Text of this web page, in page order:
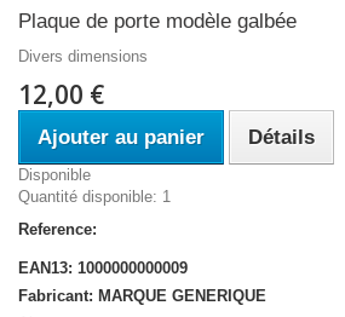
Plaque de porte modèle galbée
Divers dimensions
12,00 €
Ajouter au panier Détails
Disponible
Quantité disponible: 1
Reference:
EAN13: 1000000000009
Fabricant: MARQUE GENERIQUE